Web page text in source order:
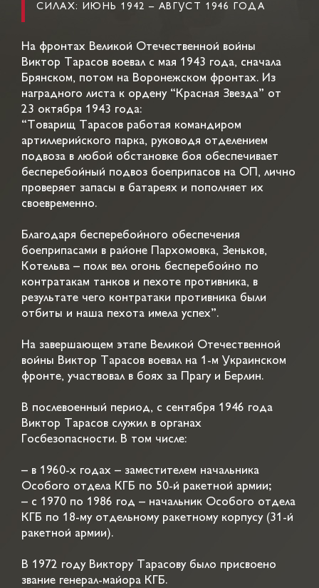
СИЛАХ: ИЮНЬ 1942 – АВГУСТ 1946 ГОДА
На фронтах Великой Отечественной войны
Виктор Тарасов воевал с мая 1943 года, сначала
Брянском, потом на Воронежском фронтах. Из
наградного листа к ордену “Красная Звезда” от
23 октября 1943 года:
“Товарищ Тарасов работая командиром
артиллерийского парка, руководя отделением
подвоза в любой обстановке боя обеспечивает
бесперебойный подвоз боеприпасов на ОП, лично
проверяет запасы в батареях и пополняет их
своевременно.
Благодаря бесперебойного обеспечения
боеприпасами в районе Пархомовка, Зеньков,
Котельва – полк вел огонь бесперебойно по
контратакам танков и пехоте противника, в
результате чего контратаки противника были
отбиты и наша пехота имела успех”.
На завершающем этапе Великой Отечественной
войны Виктор Тарасов воевал на 1-м Украинском
фронте, участвовал в боях за Прагу и Берлин.
В послевоенный период, с сентября 1946 года
Виктор Тарасов служил в органах
Госбезопасности. В том числе:
– в 1960-х годах – заместителем начальника
Особого отдела КГБ по 50-й ракетной армии;
– с 1970 по 1986 год – начальник Особого отдела
КГБ по 18-му отдельному ракетному корпусу (31-й
ракетной армии).
В 1972 году Виктору Тарасову было присвоено
звание генерал-майора КГБ.